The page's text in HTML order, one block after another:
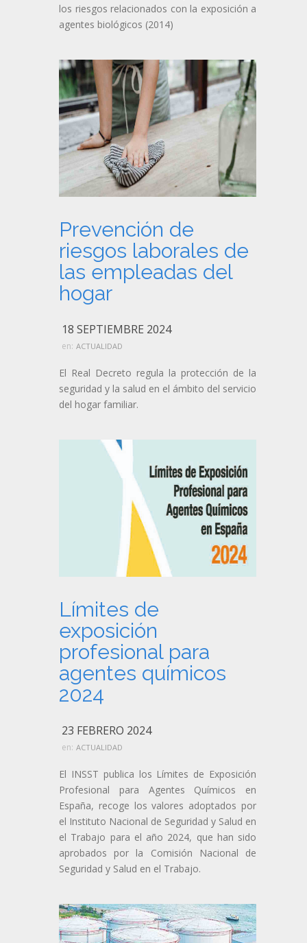
los riesgos relacionados con la exposición a
agentes biológicos (2014)
Prevención de
riesgos laborales de
las empleadas del
hogar
18 SEPTIEMBRE 2024
en: ACTUALIDAD
El Real Decreto regula la protección de la
seguridad y la salud en el ámbito del servicio
del hogar familiar.
Límites de
exposición
profesional para
agentes químicos
2024
23 FEBRERO 2024
en: ACTUALIDAD
El INSST publica los Límites de Exposición
Profesional para Agentes Químicos en
España, recoge los valores adoptados por
el Instituto Nacional de Seguridad y Salud en
el Trabajo para el año 2024, que han sido
aprobados por la Comisión Nacional de
Seguridad y Salud en el Trabajo.